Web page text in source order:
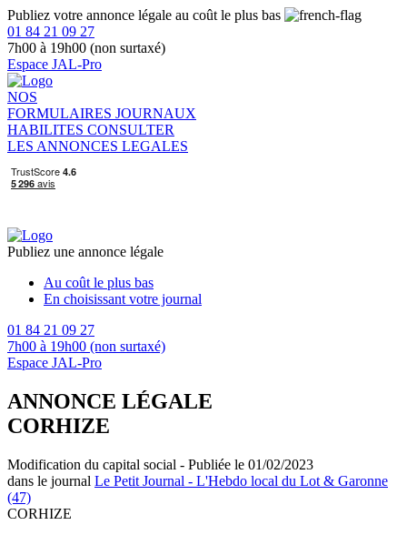
Publiez votre annonce légale au coût le plus bas
01 84 21 09 27
7h00 à 19h00 (non surtaxé)
Espace JAL-Pro
NOS
FORMULAIRES JOURNAUX
HABILITES CONSULTER
LES ANNONCES LEGALES
Publiez une annonce légale
Au coût le plus bas
En choisissant votre journal
01 84 21 09 27
7h00 à 19h00 (non surtaxé)
Espace JAL-Pro
ANNONCE LÉGALE
CORHIZE
Modification du capital social - Publiée le 01/02/2023
dans le journal Le Petit Journal - L'Hebdo local du Lot & Garonne
(47)
CORHIZE